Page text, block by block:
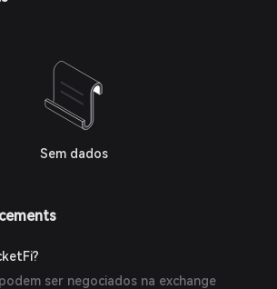
Sem dados
ser negociados na exchange